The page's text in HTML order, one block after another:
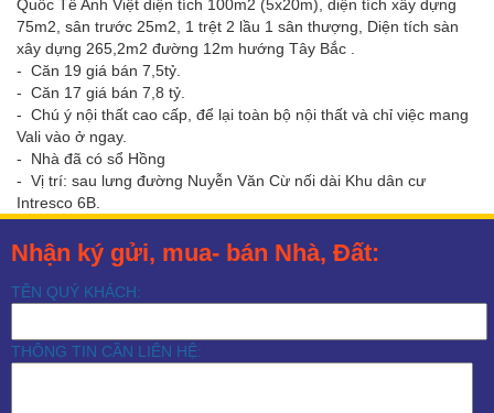
Quốc Tế Anh Việt diện tích 100m2 (5x20m), diện tích xây dựng
75m2, sân trước 25m2, 1 trệt 2 lầu 1 sân thượng, Diện tích sàn
xây dựng 265,2m2 đường 12m hướng Tây Bắc .
- Căn 19 giá bán 7,5tỷ.
- Căn 17 giá bán 7,8 tỷ.
- Chú ý nội thất cao cấp, để lại toàn bộ nội thất và chỉ việc mang
Vali vào ở ngay.
- Nhà đã có sổ Hồng
- Vị trí: sau lưng đường Nuyễn Văn Cừ nối dài Khu dân cư
Intresco 6B.
Nhận ký gửi, mua- bán Nhà, Đất:
TÊN QUÝ KHÁCH:
THÔNG TIN CẦN LIÊN HỆ: